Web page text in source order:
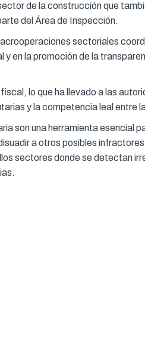
de la construcción que
del Área de Inspección.
sectoriales
en la promoción de la
lo que ha llevado a las
y la competencia leal entre
son una herramienta esencial
a otros posibles
sectores donde se detectan